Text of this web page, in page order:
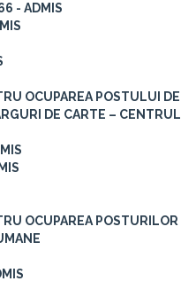
- ADMIS
OCUPAREA POSTULUI DE
DE CARTE – CENTRUL
OCUPAREA POSTURILOR